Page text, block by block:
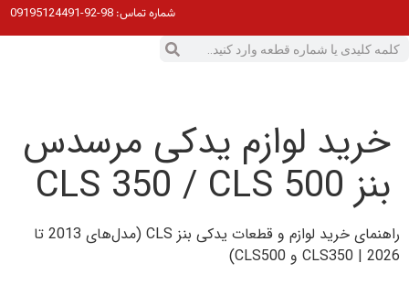
شماره تماس:98-92-09195124491
خرید لوازم یدکی مرسدس
بنز CLS 350 / CLS 500
راهنمای خرید لوازم و قطعات یدکی بنز CLS (مدل‌های 2013 تا
2026 | CLS350 و CLS500)